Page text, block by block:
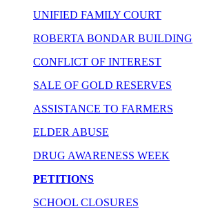
UNIFIED FAMILY COURT
ROBERTA BONDAR BUILDING
CONFLICT OF INTEREST
SALE OF GOLD RESERVES
ASSISTANCE TO FARMERS
ELDER ABUSE
DRUG AWARENESS WEEK
PETITIONS
SCHOOL CLOSURES